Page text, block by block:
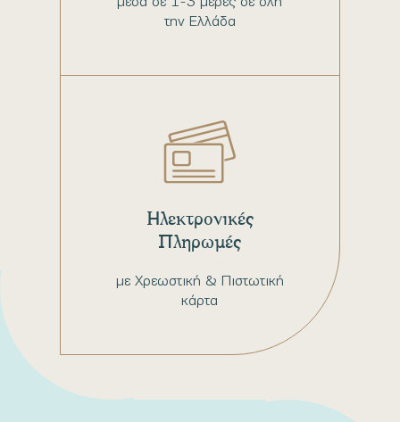
την Ελλάδα
με Χρεωστική & Πιστωτική
κάρτα
Ηλεκτρονικές
Πληρωμές